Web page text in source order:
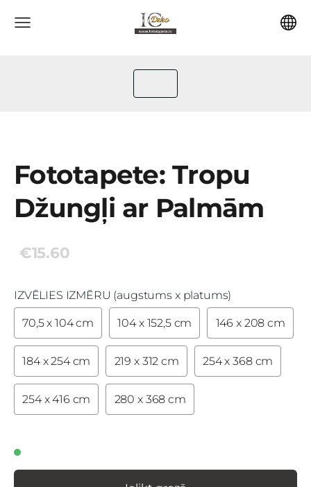
Fototapete: Tropu
Džungļi ar Palmām
€15.60
IZVĒLIES IZMĒRU (augstums x platums)
70,5 x 104 cm 104 x 152,5 cm 146 x 208 cm
184 x 254 cm 219 x 312 cm 254 x 368 cm
254 x 416 cm 280 x 368 cm